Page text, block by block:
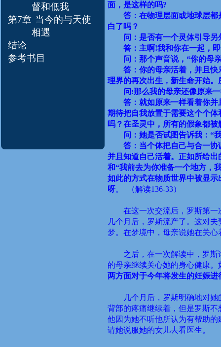
督和低我
第7章 当今的与天使
相遇
结论
参考书目
面，是这样的吗?
答：在物理层面或地球层
白了吗？
问：是否有一个灵体引导另
答：主啊!我和你在一起，
问：那个声音说，“你的母
答：你的母亲活着，并且
理界的再次出生，新生命开始
问:那么我的母亲还像原来
答：就如原来一样看着你
期待把自我放置于需要这个个
吗？在圣灵中，所有的假象都被
问：她是否试图告诉我：“
答：当个体把自己与合一
并且知道自己活着。正如所给
和“我前去为你准备一个地方，
如此的方式在物质世界中被显
呀。 （解读136-33）
在这一次交流后，罗斯第
几个月后，罗斯流产了。这对
梦。在梦境中，母亲说她在关
之后，在一次解读中，罗
的母亲继续关心她的身心健康
两方面对于今年将发生的妊娠进
几个月后，罗斯明确地对
背部的疼痛继续着，但是罗斯
他因为她不听他所认为有帮助
请她说服她的女儿去看医生。